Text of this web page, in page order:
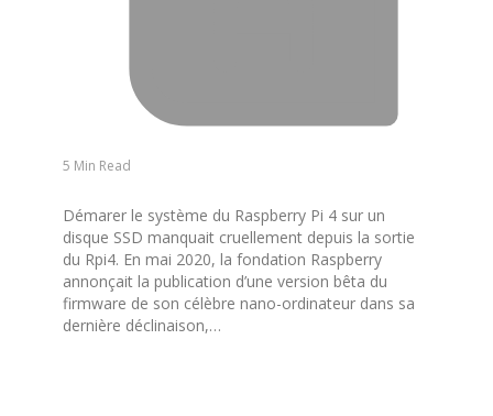
5 Min Read
Démarer le système du Raspberry Pi 4 sur un
disque SSD manquait cruellement depuis la sortie
du Rpi4. En mai 2020, la fondation Raspberry
annonçait la publication d’une version bêta du
firmware de son célèbre nano-ordinateur dans sa
dernière déclinaison,…